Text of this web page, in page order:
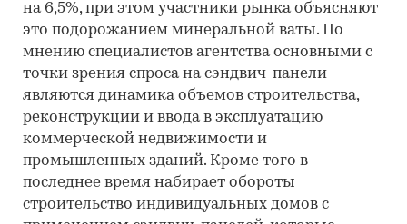
на 6,5%, при этом участники рынка объясняют
это подорожанием минеральной ваты. По
мнению специалистов агентства основными с
точки зрения спроса на сэндвич-панели
являются динамика объемов строительства,
реконструкции и ввода в эксплуатацию
коммерческой недвижимости и
промышленных зданий. Кроме того в
последнее время набирает обороты
строительство индивидуальных домов с